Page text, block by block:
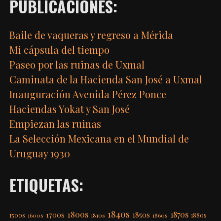
PUBLICACIONES:
Baile de vaqueras y regreso a Mérida
Mi cápsula del tiempo
Paseo por las ruinas de Uxmal
Caminata de la Hacienda San José a Uxmal
Inauguración Avenida Pérez Ponce
Haciendas Yokat y San José
Empiezan las ruinas
La Selección Mexicana en el Mundial de
Uruguay 1930
ETIQUETAS:
1500s 1600s 1700s 1800s 1810s 1840s 1850s 1860s 1870s 1880s